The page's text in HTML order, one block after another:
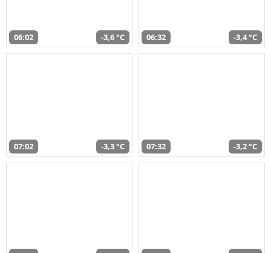
06:02 -3,6 °C 06:32 -3,4 °C
07:02 -3,3 °C 07:32 -3,2 °C